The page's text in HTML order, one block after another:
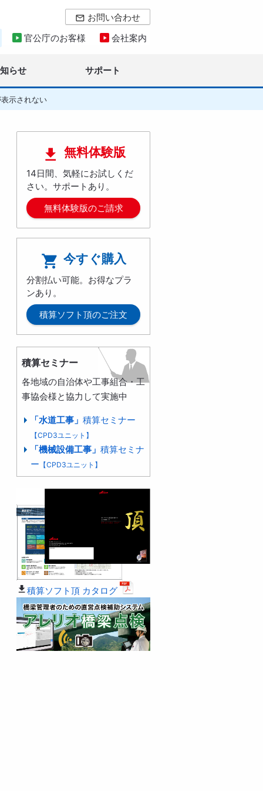
mail_outline お問い合わせ
官公庁のお客様
会社案内
らせ サポート
示されない
 無料体験版
14日間、気軽にお試しくだ
さい。サポートあり。
無料体験版のご請求
 今すぐ購入
分割払い可能。お得なプラ
ンあり。
積算ソフト頂のご注文
積算セミナー
各地域の自治体や工事組合・工
事協会様と協力して実施中
「水道工事」 積算セミナー
【CPD3ユニット】
「機械設備工事」 積算セミナ
ー 【CPD3ユニット】
積算ソフト頂 カタログ